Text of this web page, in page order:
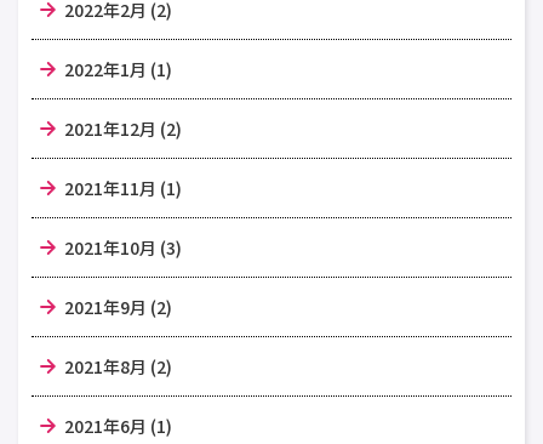
2022年2月 (2)
2022年1月 (1)
2021年12月 (2)
2021年11月 (1)
2021年10月 (3)
2021年9月 (2)
2021年8月 (2)
2021年6月 (1)